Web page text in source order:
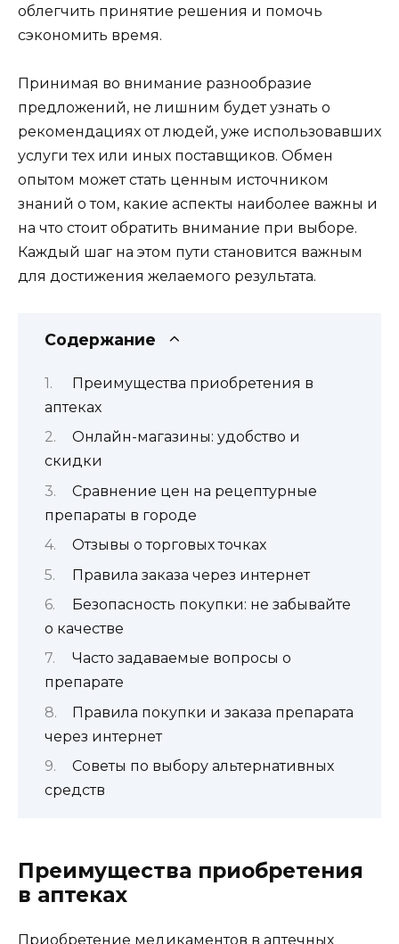
облегчить принятие решения и помочь
сэкономить время.
Принимая во внимание разнообразие
предложений, не лишним будет узнать о
рекомендациях от людей, уже использовавших
услуги тех или иных поставщиков. Обмен
опытом может стать ценным источником
знаний о том, какие аспекты наиболее важны и
на что стоит обратить внимание при выборе.
Каждый шаг на этом пути становится важным
для достижения желаемого результата.
Содержание
Преимущества приобретения в
аптеках
Онлайн-магазины: удобство и
скидки
Сравнение цен на рецептурные
препараты в городе
Отзывы о торговых точках
Правила заказа через интернет
Безопасность покупки: не забывайте
о качестве
Часто задаваемые вопросы о
препарате
Правила покупки и заказа препарата
через интернет
Советы по выбору альтернативных
средств
Преимущества приобретения
в аптеках
Приобретение медикаментов в аптечных